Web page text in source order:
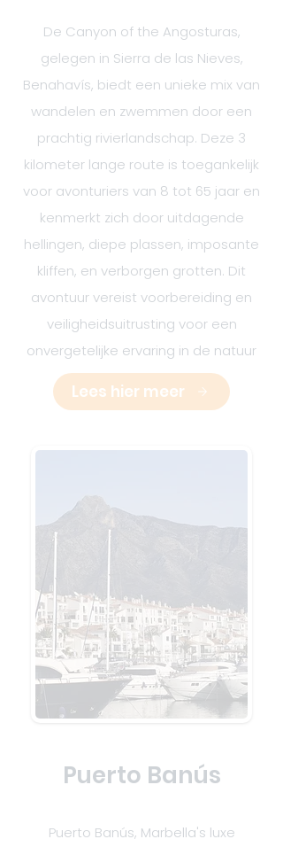
De Canyon of the Angosturas,
gelegen in Sierra de las Nieves,
Benahavís, biedt een unieke mix van
wandelen en zwemmen door een
prachtig rivierlandschap. Deze 3
kilometer lange route is toegankelijk
voor avonturiers van 8 tot 65 jaar en
kenmerkt zich door uitdagende
hellingen, diepe plassen, imposante
kliffen, en verborgen grotten. Dit
avontuur vereist voorbereiding en
veiligheidsuitrusting voor een
onvergetelijke ervaring in de natuur
Lees hier meer
Puerto Banús
Puerto Banús, Marbella's luxe